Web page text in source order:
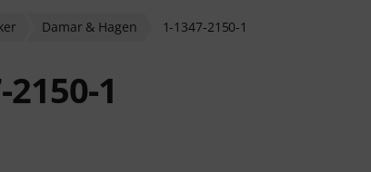
Damar & Hagen 1-1347-2150-1
1